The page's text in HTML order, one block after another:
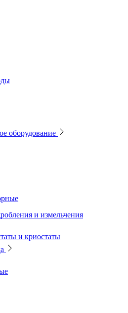
оборудование
и измельчения
и криостаты